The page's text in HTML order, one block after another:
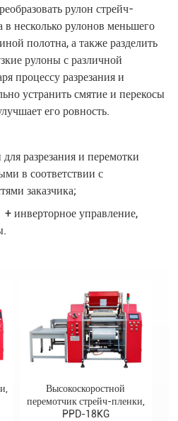
рулон стрейч-
несколько рулонов меньшего
полотна, а также разделить
рулоны с различной
процессу разрезания и
устранить смятие и перекосы
его ровность.
разрезания и перемотки
в соответствии с
заказчика;
инверторное управление,
Высокоскоростной
перемотчик стрейч-пленки,
PPD-18KG